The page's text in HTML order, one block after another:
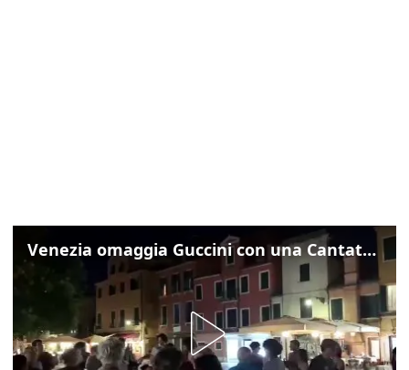
Venezia omaggia Guccini con una Cantata Anarchica in campo Santa Margherita